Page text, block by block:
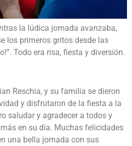
la lúdica jornada avanzaba,
los primeros gritos desde las
Todo era risa, fiesta y diversión.
Reschia, y su familia se dieron
y disfrutaron de la fiesta a la
saludar y agradecer a todos y
en su día. Muchas felicidades
una bella jornada con sus